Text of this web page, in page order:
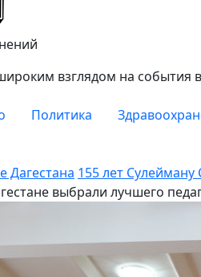
взглядом на события
Политика
Дагестана 155 лет Сулейману
выбрали лучшего